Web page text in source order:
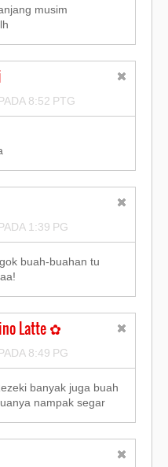
musim
8:52 PTG
1:39 PG
buah-buahan tu
Latte ✿
8:49 PG
banyak juga buah
nampak segar